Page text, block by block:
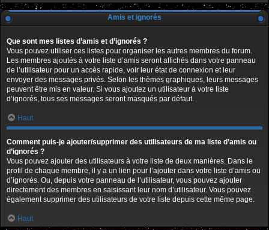
Amis et ignorés
Que sont mes listes d’amis et d’ignorés ?
Vous pouvez utiliser ces listes pour organiser les autres membres du forum.
Les membres ajoutés à votre liste d’amis seront affichés dans votre panneau
de l’utilisateur pour un accès rapide, voir leur état de connexion et leur
envoyer des messages privés. Selon les thèmes graphiques, leurs messages
peuvent être mis en valeur. Si vous ajoutez un utilisateur à votre liste
d’ignorés, tous ses messages seront masqués par défaut.
Haut
Comment puis-je ajouter/supprimer des utilisateurs de ma liste d’amis ou
d’ignorés ?
Vous pouvez ajouter des utilisateurs à votre liste de deux manières. Dans le
profil de chaque membre, il y a un lien pour l’ajouter dans votre liste d’amis ou
d’ignorés. Ou, depuis votre panneau de l’utilisateur, vous pouvez ajouter
directement des membres en saisissant leur nom d’utilisateur. Vous pouvez
également supprimer des utilisateurs de votre liste depuis cette même page.
Haut